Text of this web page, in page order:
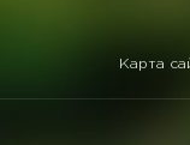
Карта